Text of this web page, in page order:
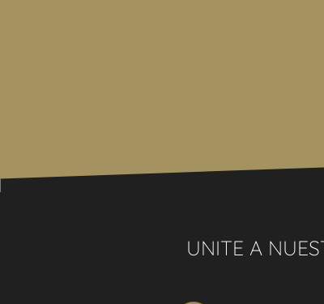
UNITE A